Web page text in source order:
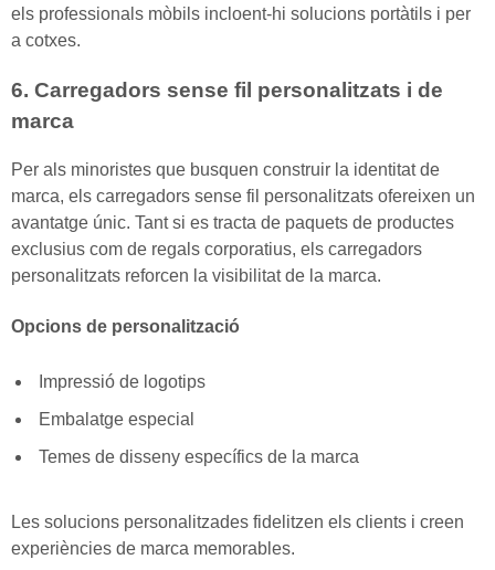
els professionals mòbils incloent-hi solucions portàtils i per
a cotxes.
6. Carregadors sense fil personalitzats i de
marca
Per als minoristes que busquen construir la identitat de
marca, els carregadors sense fil personalitzats ofereixen un
avantatge únic. Tant si es tracta de paquets de productes
exclusius com de regals corporatius, els carregadors
personalitzats reforcen la visibilitat de la marca.
Opcions de personalització
Impressió de logotips
Embalatge especial
Temes de disseny específics de la marca
Les solucions personalitzades fidelitzen els clients i creen
experiències de marca memorables.